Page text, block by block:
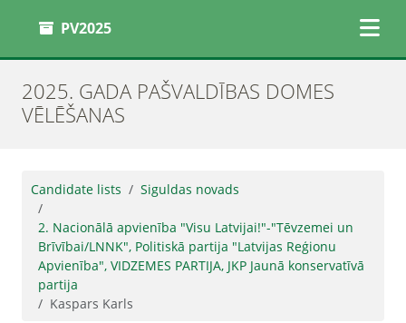
PV2025
2025. GADA PAŠVALDĪBAS DOMES
VĒLĒŠANAS
Candidate lists Siguldas novads
2. Nacionālā apvienība "Visu Latvijai!"-"Tēvzemei un
Brīvībai/LNNK", Politiskā partija "Latvijas Reģionu
Apvienība", VIDZEMES PARTIJA, JKP Jaunā konservatīvā
partija
Kaspars Karls